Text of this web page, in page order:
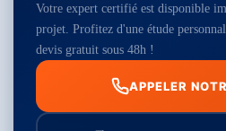
Votre expert certifié est disponible
projet. Profitez d'une étude
devis gratuit sous 48h !
APPELER